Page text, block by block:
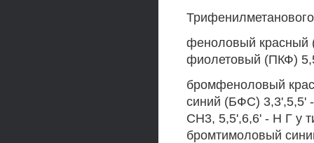
феноловый красный
фиолетовый (ПКФ)
бромфеноловый
синий (БФС) 3,3',5,5'
СН3, 5,5',6,6' - Н Г у
бромтимоловый